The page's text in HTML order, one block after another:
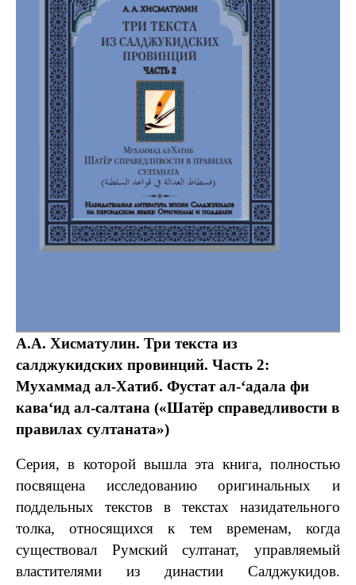
А.А. Хисматулин. Три текста из
салджукидских провинций. Часть 2:
Мухаммад ал-Хатиб. Фустатал-‘адала фи
кава‘ид ал-салтана («Шатёр справедливости в
правилах султаната»)
Серия, в которой вышла эта книга, полностью
посвящена исследованию оригинальных и
поддельных текстов в текстах назидательного
толка, относящихся к тем временам, когда
существовал Румский султанат, управляемый
властителями из династии Салджукидов.